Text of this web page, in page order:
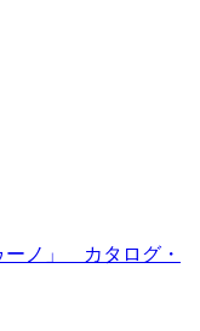
ーノ」 カタログ・